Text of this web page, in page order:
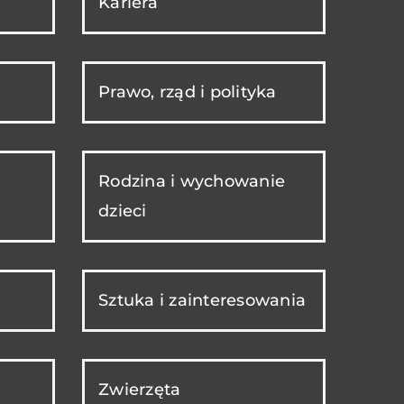
Prawo, rząd i polityka
Rodzina i wychowanie
dzieci
Sztuka i zainteresowania
Zwierzęta